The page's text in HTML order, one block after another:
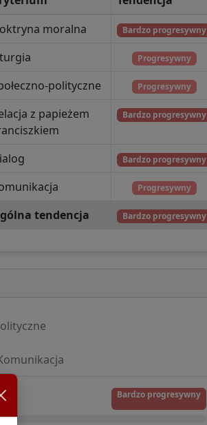
moralna
Bardzo progresywny
Progresywny
polityczne Progresywny
z papieżem
Bardzo progresywny
Bardzo progresywny
Progresywny
tendencja Bardzo progresywny
Bardzo progresywny